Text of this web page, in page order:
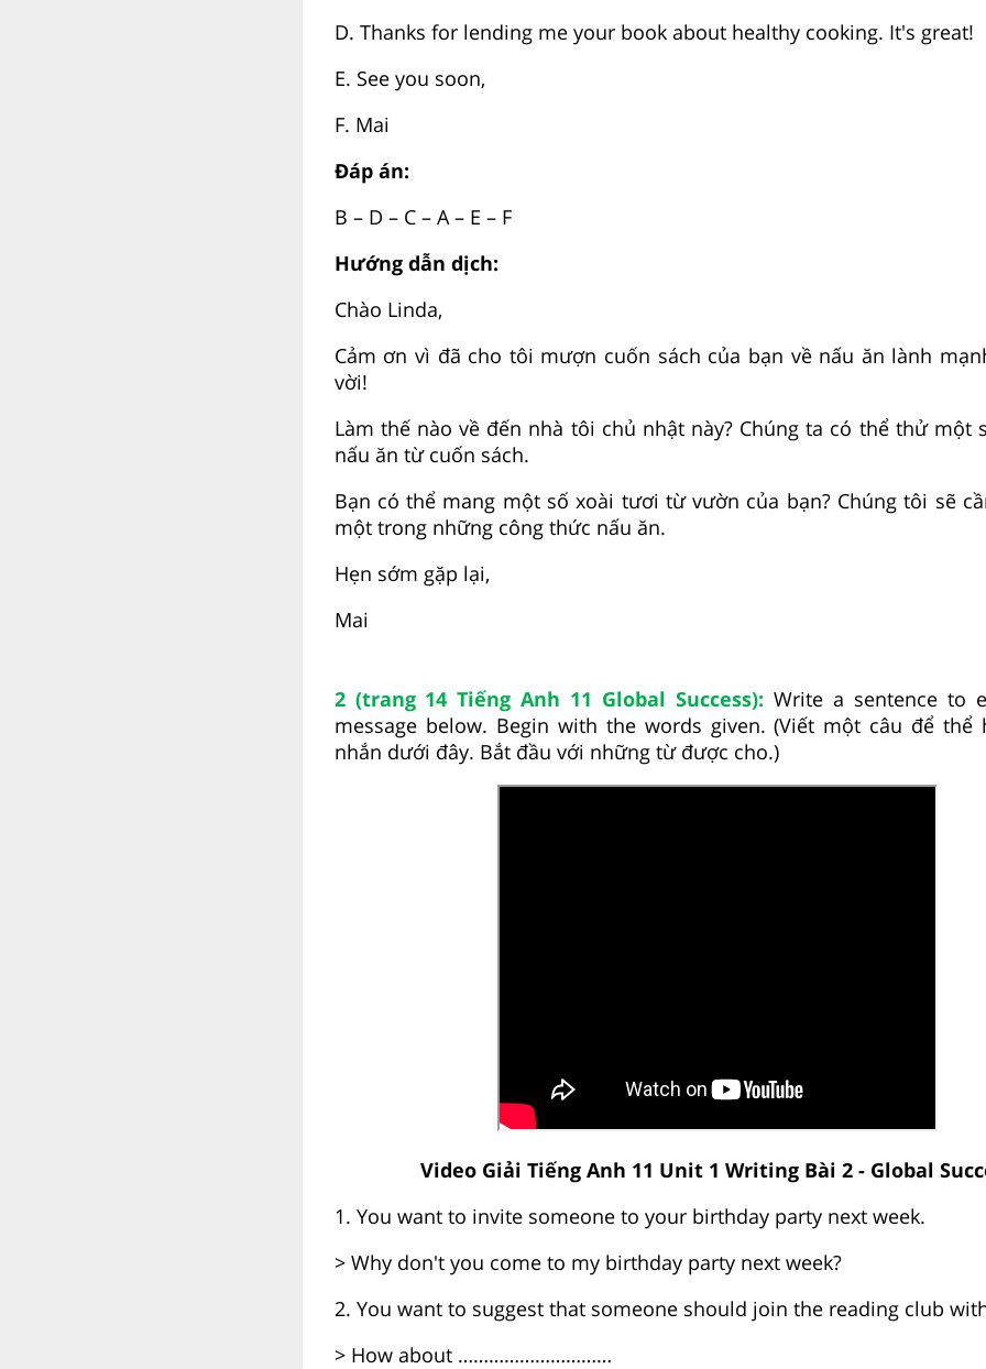
D. Thanks for lending me your book about healthy cooking. It's great!
E. See you soon,
F. Mai
Đáp án:
B – D – C – A – E – F
Hướng dẫn dịch:
Chào Linda,
Cảm ơn vì đã cho tôi mượn cuốn sách của bạn về nấu ăn lành
vời!
Làm thế nào về đến nhà tôi chủ nhật này? Chúng ta có thể thử một
nấu ăn từ cuốn sách.
Bạn có thể mang một số xoài tươi từ vườn của bạn? Chúng tôi sẽ
một trong những công thức nấu ăn.
Hẹn sớm gặp lại,
Mai
2 (trang 14 Tiếng Anh 11 Global Success): Write a sentence to
message below. Begin with the words given. (Viết một câu để
nhắn dưới đây. Bắt đầu với những từ được cho.)
Video Giải Tiếng Anh 11 Unit 1 Writing Bài 2 - Global
1. You want to invite someone to your birthday party next week.
> Why don't you come to my birthday party next week?
2. You want to suggest that someone should join the reading club
> How about …………………………